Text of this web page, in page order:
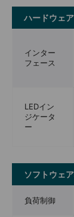
ハードウェア
インター
フェース
LEDイン
ジケータ
ー
ソフトウェ
負荷制御